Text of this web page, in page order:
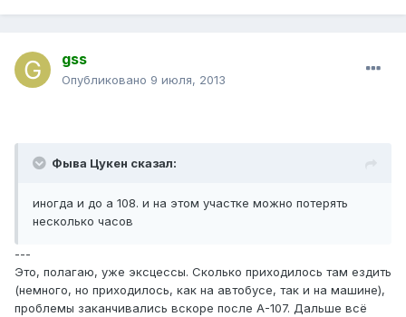
gss
Опубликовано 9 июля, 2013
Фыва Цукен сказал:
иногда и до а 108. и на этом участке можно потерять
несколько часов
---
Это, полагаю, уже эксцессы. Сколько приходилось там ездить
(немного, но приходилось, как на автобусе, так и на машине),
проблемы заканчивались вскоре после А-107. Дальше всё